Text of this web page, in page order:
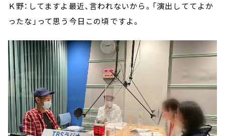
Ｋ野：してますよ最近、言われないから。「演出しててよか
ったな」って思う今日この頃ですよ。